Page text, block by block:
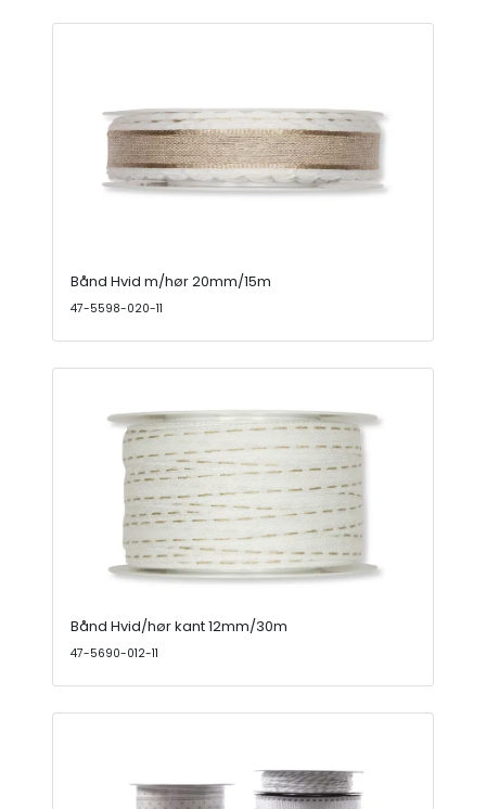
Bånd Hvid m/hør 20mm/15m
47-5598-020-11
Bånd Hvid/hør kant 12mm/30m
47-5690-012-11